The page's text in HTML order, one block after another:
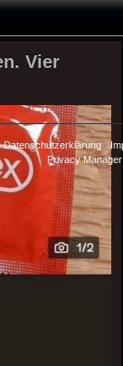
Vier
Datenschutzerklärung-
- Privacy Manager